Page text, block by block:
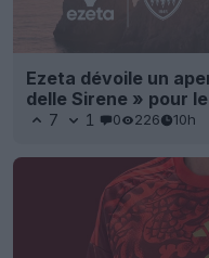
Ezeta dévoile un
delle Sirene » pour
7 1 0 226 10h